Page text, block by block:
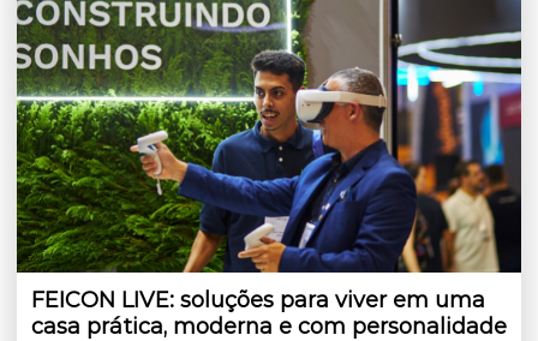
FEICON LIVE: soluções para viver em uma
casa prática, moderna e com personalidade